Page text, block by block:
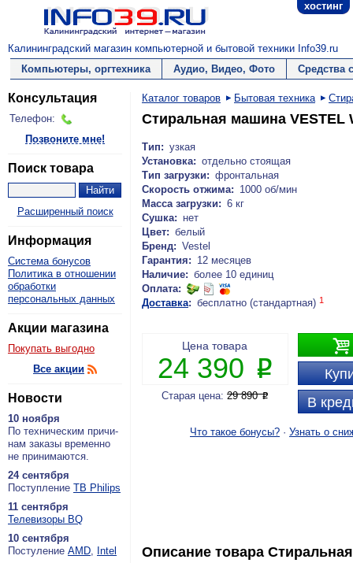
хостинг
Калининградский магазин компьютерной и бытовой техники Info39.ru
Компьютеры, оргтехника
Аудио, Видео, Фото Средства
Консультация
Телефон:
Позвоните мне!
Поиск товара
Расширенный поиск
Информация
Система бонусов
Политика в отношении
обработки
персональных данных
Акции магазина
Покупать выгодно
Все акции
Новости
10 ноября
По тех­ни­че­ским при­чи­
нам за­ка­зы вре­мен­но
не при­ни­ма­ют­ся.
24 сентября
По­ступ­ле­ние ТВ Philips
11 сентября
Теле­ви­зо­ры BQ
10 сентября
По­сту­ле­ние AMD, Intel
Каталог товаров Бытовая техника
Стиральная машина VESTEL
Тип: узкая
Установка: отдельно стоящая
Тип загрузки: фронтальная
Скорость отжима: 1000 об/мин
Масса загрузки: 6 кг
Сушка: нет
Цвет: белый
Бренд: Vestel
Гарантия: 12 месяцев
Наличие: более 10 единиц
Оплата:
Доставка: бесплатно (стандартная) 1

В
Цена товара
24 390 P
Старая цена:29 890P
Что такое бонусы? · Узнать о
Описание товара